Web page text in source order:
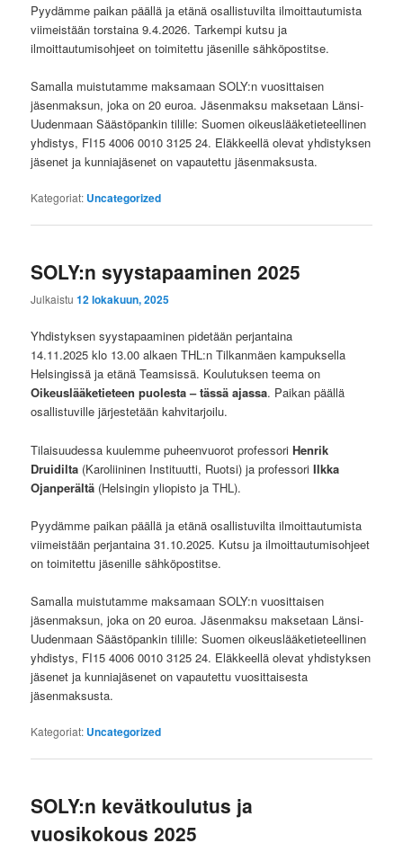
Pyydämme paikan päällä ja etänä osallistuvilta ilmoittautumista
viimeistään torstaina 9.4.2026. Tarkempi kutsu ja
ilmoittautumisohjeet on toimitettu jäsenille sähköpostitse.
Samalla muistutamme maksamaan SOLY:n vuosittaisen
jäsenmaksun, joka on 20 euroa. Jäsenmaksu maksetaan Länsi-
Uudenmaan Säästöpankin tilille: Suomen oikeuslääketieteellinen
yhdistys, FI15 4006 0010 3125 24. Eläkkeellä olevat yhdistyksen
jäsenet ja kunniajäsenet on vapautettu jäsenmaksusta.
Kategoriat: Uncategorized
SOLY:n syystapaaminen 2025
Julkaistu12 lokakuun, 2025
Yhdistyksen syystapaaminen pidetään perjantaina
14.11.2025 klo 13.00 alkaen THL:n Tilkanmäen kampuksella
Helsingissä ja etänä Teamsissä. Koulutuksen teema on
Oikeuslääketieteen puolesta – tässä ajassa. Paikan päällä
osallistuville järjestetään kahvitarjoilu.
Tilaisuudessa kuulemme puheenvuorot professoriHenrik
Druidilta (Karoliininen Instituutti, Ruotsi) ja professoriIlkka
Ojanperältä (Helsingin yliopisto ja THL).
Pyydämme paikan päällä ja etänä osallistuvilta ilmoittautumista
viimeistään perjantaina 31.10.2025. Kutsu ja ilmoittautumisohjeet
on toimitettu jäsenille sähköpostitse.
Samalla muistutamme maksamaan SOLY:n vuosittaisen
jäsenmaksun, joka on 20 euroa. Jäsenmaksu maksetaan Länsi-
Uudenmaan Säästöpankin tilille: Suomen oikeuslääketieteellinen
yhdistys, FI15 4006 0010 3125 24. Eläkkeellä olevat yhdistyksen
jäsenet ja kunniajäsenet on vapautettu vuosittaisesta
jäsenmaksusta.
Kategoriat: Uncategorized
SOLY:n kevätkoulutus ja
vuosikokous 2025